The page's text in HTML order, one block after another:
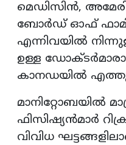
മെഡിസിൻ,
ബോർഡ് ഓഫ്
എന്നിവയിൽ
ഉള്ള
കാനഡയിൽ
മാനിറ്റോബയിൽ
ഫിസിഷ്യൻമാർ
വിവിധ